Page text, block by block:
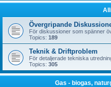
Övergripande
För diskussioner som spänner
Topics: 189
Teknik & Driftproblem
För detaljerade tekniska
Topics: 305
Gas - biogas,